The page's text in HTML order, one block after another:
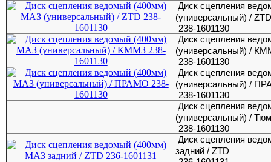
Диск сцепления
(универсальный) /
238-1601130
Диск сцепления
(универсальный) /
238-1601130
Диск сцепления
(универсальный) /
238-1601130
Диск сцепления
(универсальный) /
238-1601130
Диск сцепления
задний / ZTD